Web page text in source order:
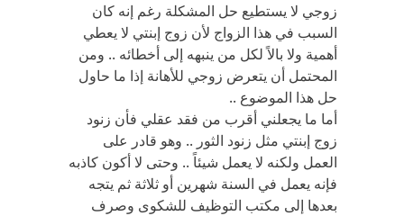
زوجي لا يستطيع حل المشكلة رغم إنه كان
السبب في هذا الزواج لأن زوج إبنتي لا يعطي
أهمية ولا بالاً لكل من ينبهه إلى أخطائه .. ومن
المحتمل أن يتعرض زوجي للأهانة إذا ما حاول
حل هذا الموضوع ..
أما ما يجعلني أقرب من فقد عقلي فأن زنود
زوج إبنتي مثل زنود الثور .. وهو قادر على
العمل ولكنه لا يعمل شيئاً .. وحتى لا أكون كاذبه
فإنه يعمل في السنة شهرين أو ثلاثة ثم يتجه
بعدها إلى مكتب التوظيف للشكوى وصرف